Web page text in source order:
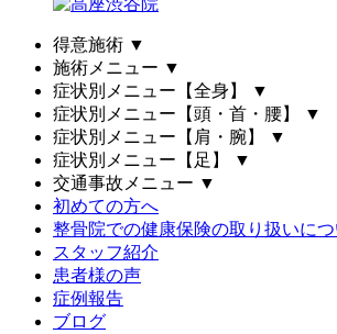
得意施術 ▼
施術メニュー ▼
症状別メニュー【全身】
▼
症状別メニュー【頭・首・腰】
▼
症状別メニュー【肩・腕】
▼
症状別メニュー【足】
▼
交通事故メニュー ▼
初めての方へ
整骨院での健康保険の取り扱いにつ
スタッフ紹介
患者様の声
症例報告
ブログ